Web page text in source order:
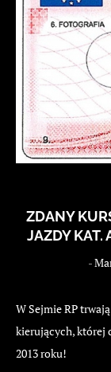
ZDANY
JAZDY KAT.
-
W Sejmie RP
kierujących, której
2013 roku!